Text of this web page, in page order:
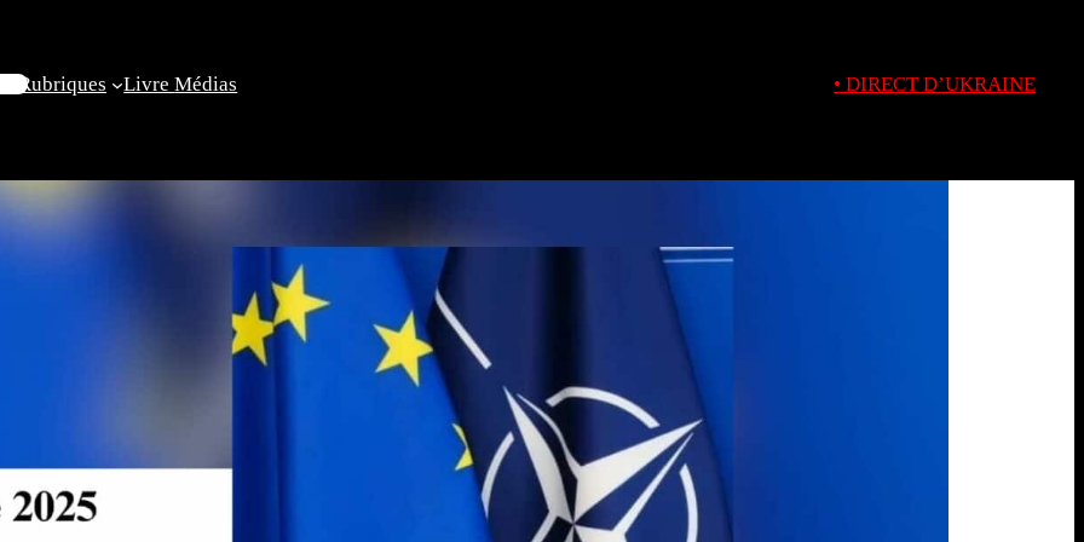
Rubriques LivreMédias • DIRECT D’UKRAINE